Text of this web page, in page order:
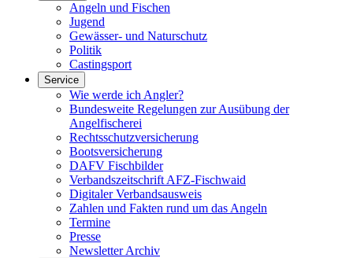
Angeln und Fischen
Jugend
Gewässer- und Naturschutz
Politik
Castingsport
Service
Wie werde ich Angler?
Bundesweite Regelungen zur Ausübung der
Angelfischerei
Rechtsschutzversicherung
Bootsversicherung
DAFV Fischbilder
Verbandszeitschrift AFZ-Fischwaid
Digitaler Verbandsausweis
Zahlen und Fakten rund um das Angeln
Termine
Presse
Newsletter Archiv